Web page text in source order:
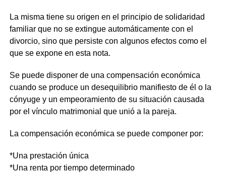
La misma tiene su origen en el principio de solidaridad
familiar que no se extingue automáticamente con el
divorcio, sino que persiste con algunos efectos como el
que se expone en esta nota.
Se puede disponer de una compensación económica
cuando se produce un desequilibrio manifiesto de él o la
cónyuge y un empeoramiento de su situación causada
por el vínculo matrimonial que unió a la pareja.
La compensación económica se puede componer por:
*Una prestación única
*Una renta por tiempo determinado